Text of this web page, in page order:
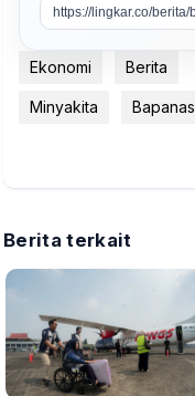
Ekonomi Berita
Minyakita Bapanas
Berita terkait